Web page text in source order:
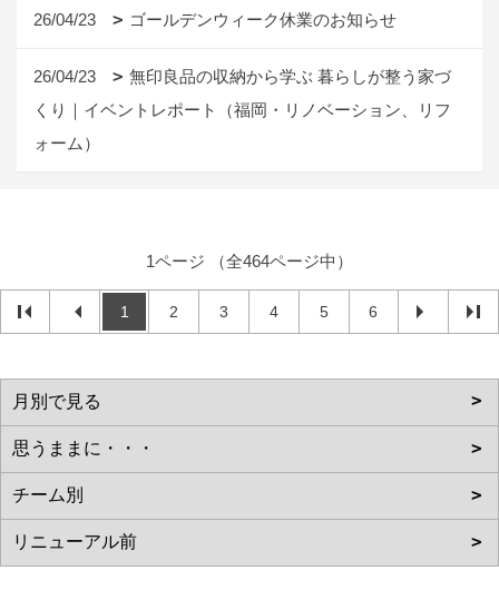
26/04/23 ゴールデンウィーク休業のお知らせ
26/04/23
無印良品の収納から学ぶ 暮らしが整う家づ
くり｜イベントレポート（福岡・リノベーション、リフ
ォーム）
1ページ （全464ページ中）
1 2 3 4 5 6